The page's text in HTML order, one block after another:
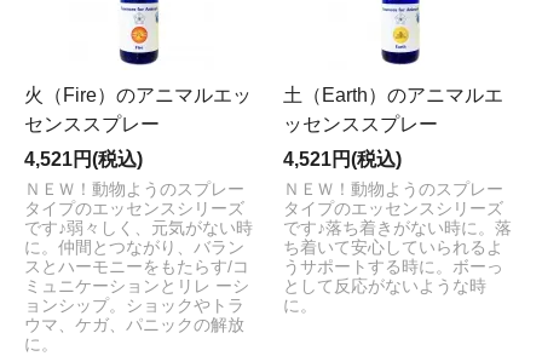
火（Fire）のアニマルエッ
センススプレー
4,521円(税込)
ＮＥＷ！動物ようのスプレー
タイプのエッセンスシリーズ
です♪弱々しく、元気がない時
に。仲間とつながり、バラン
スとハーモニーをもたらす/コ
ミュニケーションとリレ ーシ
ョンシップ。ショックやトラ
ウマ、ケガ、パニックの解放
に。
土（Earth）のアニマルエ
ッセンススプレー
4,521円(税込)
ＮＥＷ！動物ようのスプレー
タイプのエッセンスシリーズ
です♪落ち着きがない時に。落
ち着いて安心していられるよ
うサポートする時に。ボーっ
として反応がないような時
に。